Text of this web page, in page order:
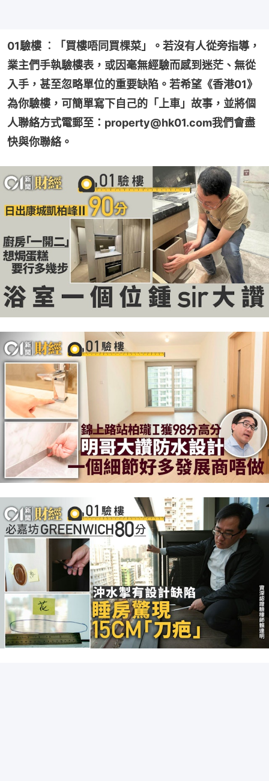
01驗樓 ︰「買樓唔同買棵菜」。若沒有人從旁指導，
業主們手執驗樓表，或因毫無經驗而感到迷茫、無從
入手，甚至忽略單位的重要缺陷。若希望《香港01》
為你驗樓，可簡單寫下自己的「上車」故事，並將個
人聯絡方式電郵至：property@hk01.com我們會盡
快與你聯絡。